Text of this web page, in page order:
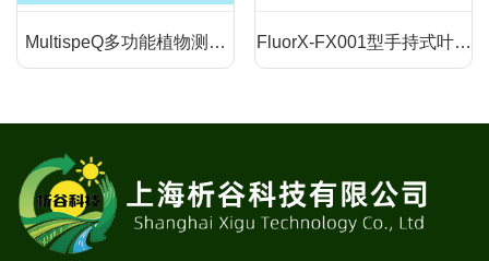
MultispeQ多功能植物测量 FluorX-FX001型手持式叶绿
重视每一位客户 ，注重每一个细节、为用户提供更多、更优
质的产品和服务！